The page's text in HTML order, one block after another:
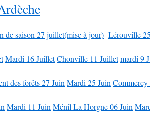
de saison 27 juillet(mise à jour) Lérouville
Mardi 16 JuilletChonville 11 Juilletmardi 9
des forêts 27 Juin Mardi 25 Juin
Mardi 11 Juin Ménil La Horgne 06 Juin